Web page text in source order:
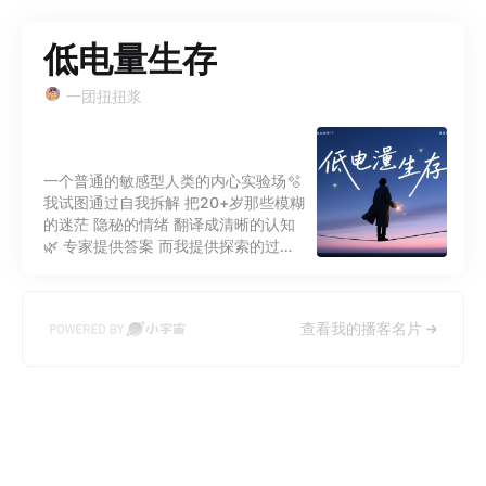
低电量生存
一团扭扭浆
一个普通的敏感型人类的内心实验场🫧
我试图通过自我拆解 把20+岁那些模糊
的迷茫 隐秘的情绪 翻译成清晰的认知
🌿 专家提供答案 而我提供探索的过程
查看我的播客名片